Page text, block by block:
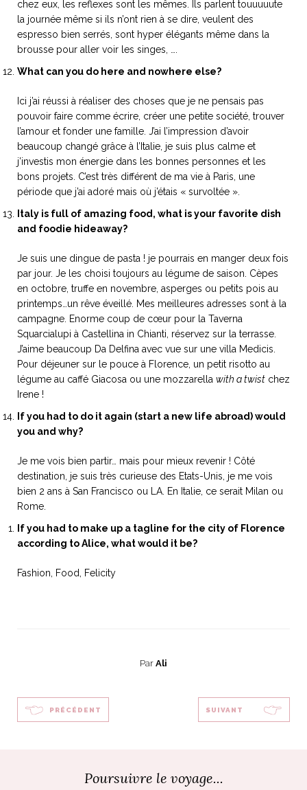
chez eux, les reflexes sont les mêmes. Ils parlent touuuuute
la journée même si ils n’ont rien à se dire, veulent des
espresso bien serrés, sont hyper élégants même dans la
brousse pour aller voir les singes, ….
What can you do here and nowhere else?
Ici j’ai réussi à réaliser des choses que je ne pensais pas
pouvoir faire comme écrire, créer une petite société, trouver
l’amour et fonder une famille. J’ai l’impression d’avoir
beaucoup changé grâce à l’Italie, je suis plus calme et
j’investis mon énergie dans les bonnes personnes et les
bons projets. C’est très différent de ma vie à Paris, une
période que j’ai adoré mais où j’étais « survoltée ».
Italy is full of amazing food, what is your favorite dish
and foodie hideaway?
Je suis une dingue de pasta ! je pourrais en manger deux fois
par jour. Je les choisi toujours au légume de saison. Cèpes
en octobre, truffe en novembre, asperges ou petits pois au
printemps…un rêve éveillé. Mes meilleures adresses sont à la
campagne. Enorme coup de cœur pour la Taverna
Squarcialupi à Castellina in Chianti, réservez sur la terrasse.
J’aime beaucoup Da Delfina avec vue sur une villa Medicis.
Pour déjeuner sur le pouce à Florence, un petit risotto au
légume au caffé Giacosa ou une mozzarella with a twist chez
Irene !
If you had to do it again (start a new life abroad) would
you and why?
Je me vois bien partir… mais pour mieux revenir ! Côté
destination, je suis très curieuse des Etats-Unis, je me vois
bien 2 ans à San Francisco ou LA. En Italie, ce serait Milan ou
Rome.
If you had to make up a tagline for the city of Florence
according to Alice, what would it be?
Fashion, Food, Felicity
Par Ali
PRÉCÉDENT SUIVANT
Poursuivre le voyage...